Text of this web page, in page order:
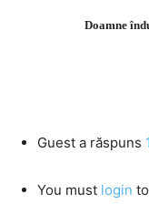
Doamne
Guest a răspuns
You must login